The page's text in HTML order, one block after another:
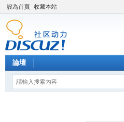
設為首頁 收藏本站
論壇